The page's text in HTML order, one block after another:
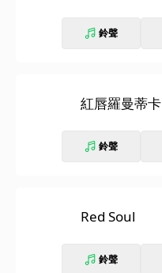
鈴聲
紅唇羅曼蒂卡
鈴聲
Red Soul
鈴聲